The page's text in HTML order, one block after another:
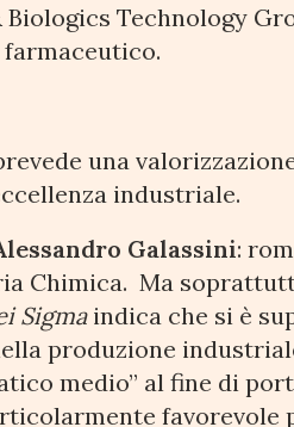
Technology
una
industriale.
Galassini:
Chimica. Ma
Sigmaindica che si è
produzione
medio” al fine di
favorevole